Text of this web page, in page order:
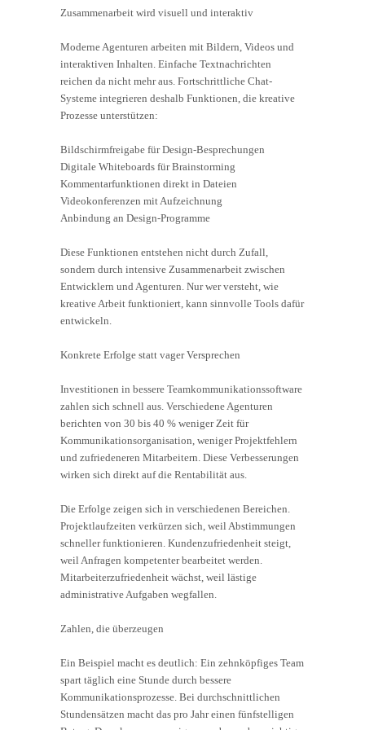
Zusammenarbeit wird visuell und interaktiv
Moderne Agenturen arbeiten mit Bildern, Videos und
interaktiven Inhalten. Einfache Textnachrichten
reichen da nicht mehr aus. Fortschrittliche Chat-
Systeme integrieren deshalb Funktionen, die kreative
Prozesse unterstützen:
Bildschirmfreigabe für Design-Besprechungen
Digitale Whiteboards für Brainstorming
Kommentarfunktionen direkt in Dateien
Videokonferenzen mit Aufzeichnung
Anbindung an Design-Programme
Diese Funktionen entstehen nicht durch Zufall,
sondern durch intensive Zusammenarbeit zwischen
Entwicklern und Agenturen. Nur wer versteht, wie
kreative Arbeit funktioniert, kann sinnvolle Tools dafür
entwickeln.
Konkrete Erfolge statt vager Versprechen
Investitionen in bessere Teamkommunikationssoftware
zahlen sich schnell aus. Verschiedene Agenturen
berichten von 30 bis 40 % weniger Zeit für
Kommunikationsorganisation, weniger Projektfehlern
und zufriedeneren Mitarbeitern. Diese Verbesserungen
wirken sich direkt auf die Rentabilität aus.
Die Erfolge zeigen sich in verschiedenen Bereichen.
Projektlaufzeiten verkürzen sich, weil Abstimmungen
schneller funktionieren. Kundenzufriedenheit steigt,
weil Anfragen kompetenter bearbeitet werden.
Mitarbeiterzufriedenheit wächst, weil lästige
administrative Aufgaben wegfallen.
Zahlen, die überzeugen
Ein Beispiel macht es deutlich: Ein zehnköpfiges Team
spart täglich eine Stunde durch bessere
Kommunikationsprozesse. Bei durchschnittlichen
Stundensätzen macht das pro Jahr einen fünfstelligen